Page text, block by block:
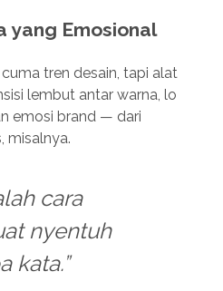
yang Emosional
tren desain, tapi alat
lembut antar warna, lo
emosi brand — dari
misalnya.
cara
nyentuh
kata.”